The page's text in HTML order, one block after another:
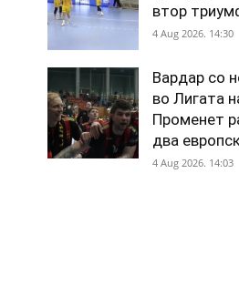
втор
4 Aug 2026. 14:30
Вардар со
во Лигата
Променет
два
4 Aug 2026. 14:03